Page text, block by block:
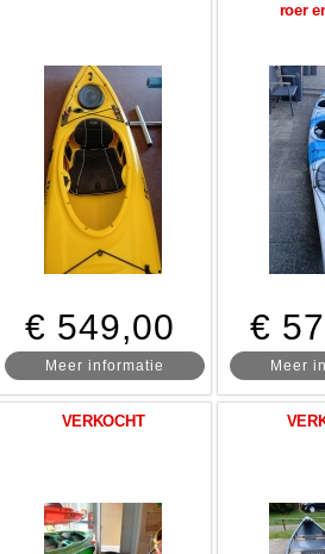
€ 549,00
Meer informatie
roer
€
Meer
VERKOCHT